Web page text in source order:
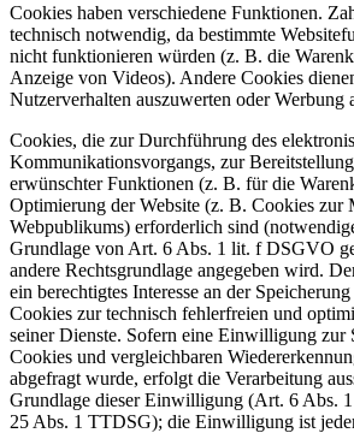
Cookies haben verschiedene Funktionen.
technisch notwendig, da bestimmte
nicht funktionieren würden (z. B. die
Anzeige von Videos). Andere Cookies
Nutzerverhalten auszuwerten oder Werbung
Cookies, die zur Durchführung des
Kommunikationsvorgangs, zur
erwünschter Funktionen (z. B. für die
Optimierung der Website (z. B. Cookies zur
Webpublikums) erforderlich sind
Grundlage von Art. 6 Abs. 1 lit. f DSGVO
andere Rechtsgrundlage angegeben wird.
ein berechtigtes Interesse an der
Cookies zur technisch fehlerfreien und
seiner Dienste. Sofern eine Einwilligung zur
Cookies und vergleichbaren
abgefragt wurde, erfolgt die Verarbeitung
Grundlage dieser Einwilligung (Art. 6 Abs.
25 Abs. 1 TTDSG); die Einwilligung ist